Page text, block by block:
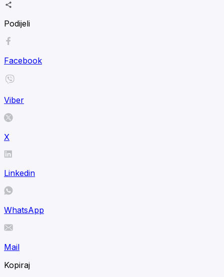
Podijeli
Facebook
Viber
X
Linkedin
WhatsApp
Mail
Kopiraj